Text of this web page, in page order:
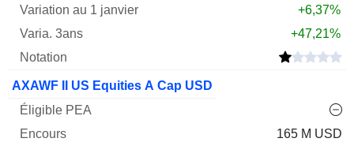
+6,37%
+47,21%
AXAWF II US Equities A Cap USD
165 M USD